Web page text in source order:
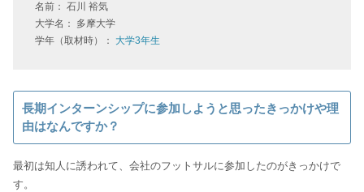
名前： 石川 裕気
大学名： 多摩大学
学年（取材時）： 大学3年生
長期インターンシップに参加しようと思ったきっかけや理
由はなんですか？
最初は知人に誘われて、会社のフットサルに参加したのがきっかけで
す。